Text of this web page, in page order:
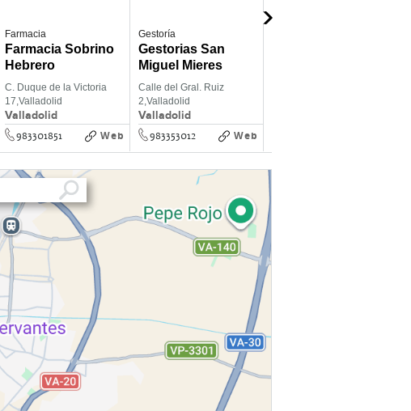
Farmacia
Farmacia Sobrino
Hebrero
Valladolid
C. Duque de la Victoria
17,Valladolid
983301851 Web
Gestoría
Gestorias San
Miguel Mieres
Valladolid
Calle del Gral. Ruiz
2,Valladolid
983353012 Web